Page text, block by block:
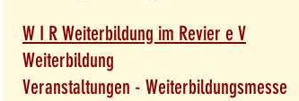
W I R Weiterbildung im Revier e V
Weiterbildung
Veranstaltungen - Weiterbildungsmesse